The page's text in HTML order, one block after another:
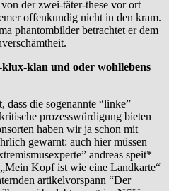
der zwei-täter-these vor ort
offenkundig nicht in den kram.
phantombilder betrachtet er dem
klan und oder wohllebens
die sogenannte “linke”
prozesswürdigung bieten
haben wir ja schon mit
gewarnt: auch hier müssen
andreas speit*
Kopf ist wie eine Landkarte“
artikelvorspann “Der